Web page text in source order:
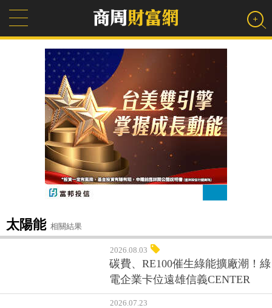
太陽能 相關結果
2026.08.03
碳費、RE100催生綠能擴廠潮！綠
電企業卡位遠雄信義CENTER
2026.07.23